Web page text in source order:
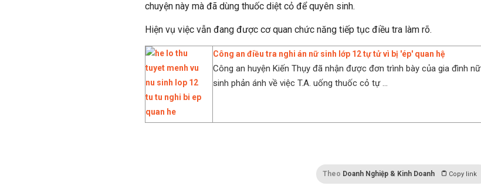
chuyện này mà đã dùng thuốc diệt cỏ để quyên sinh.
Hiện vụ việc vẫn đang được cơ quan chức năng tiếp tục điều tra làm rõ.
Công an điều tra nghi án nữ sinh lớp 12 tự tử vì bị 'ép' quan hệ
Công an huyện Kiến Thụy đã nhận được đơn trình bày của gia đình nữ
sinh phản ánh về việc T.A. uống thuốc cỏ tự ...
Theo Doanh Nghiệp & Kinh Doanh Copy link